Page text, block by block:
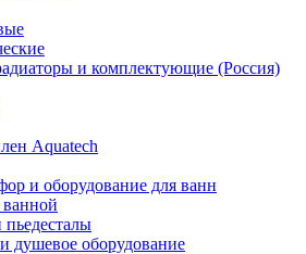
и комплектующие (Россия)
Aquatech
и оборудование для ванн
душевое оборудование